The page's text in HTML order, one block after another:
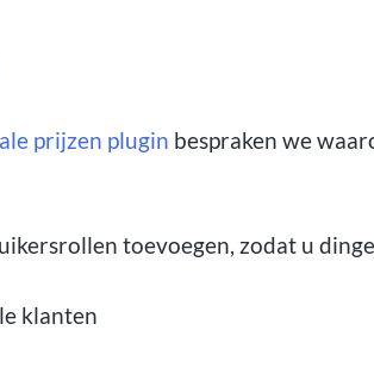
prijzen plugin bespraken we
toevoegen, zodat u
klanten